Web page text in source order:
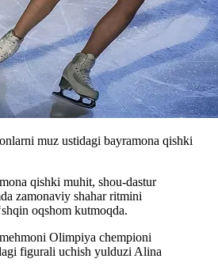
muz ustidagi bayramona qishki
qishki muhit, shou-dastur
zamonaviy shahar ritmini
oqshom kutmoqda.
Olimpiya chempioni
figurali uchish yulduzi Alina